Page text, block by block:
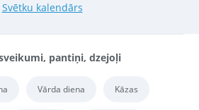
Svētku kalendārs
pantiņi, dzejoļi
Vārda diena Kāzas